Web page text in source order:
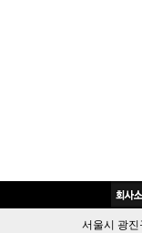
서울시 광진